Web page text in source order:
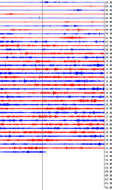
02:30
03:00
03:30
04:00
04:30
05:00
05:30
06:00
06:30
07:00
07:30
08:00
08:30
09:00
09:30
10:00
10:30
11:00
11:30
12:00
12:30
13:00
13:30
14:00
14:30
15:00
15:30
16:00
16:30
17:00
17:30
18:00
18:30
19:00
19:30
20:00
20:30
21:00
21:30
22:00
22:30
23:00
23:30
00:00
00:30
01:00
01:30
02:00